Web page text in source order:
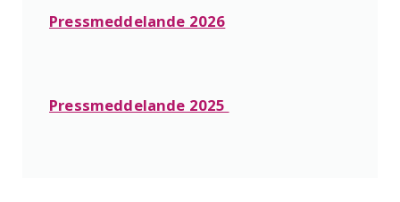
Pressmeddelande 2026
Pressmeddelande 2025